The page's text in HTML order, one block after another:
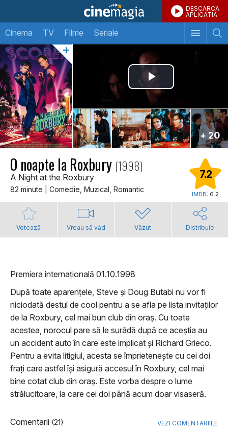
DESCARCA
APLICATIA
Cinema TV Filme Seriale
+ 20
O noapte la Roxbury (1998)
A Night at the Roxbury
82 minute | Comedie, Muzical, Romantic
7.2
IMDB: 6.2
Votează Vreau să văd Văzut Distribuie
Premiera internațională 01.10.1998
După toate aparențele, Steve și Doug Butabi nu vor fi
niciodată destul de cool pentru a se afla pe lista invitaților
de la Roxbury, cel mai bun club din oraș. Cu toate
acestea, norocul pare să le surâdă după ce aceștia au
un accident auto în care este implicat și Richard Grieco.
Pentru a evita litigiul, acesta se împrietenește cu cei doi
frați care astfel își asigură accesul în Roxbury, cel mai
bine cotat club din oraș. Este vorba despre o lume
strălucitoare, la care cei doi până acum doar visaseră.
Comentarii (21) VEZI COMENTARIILE